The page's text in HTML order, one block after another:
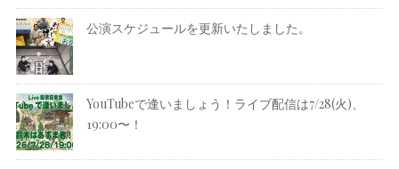
公演スケジュールを更新いたしました。
YouTubeで逢いましょう！ライブ配信は7/28(火)、
19:00〜！